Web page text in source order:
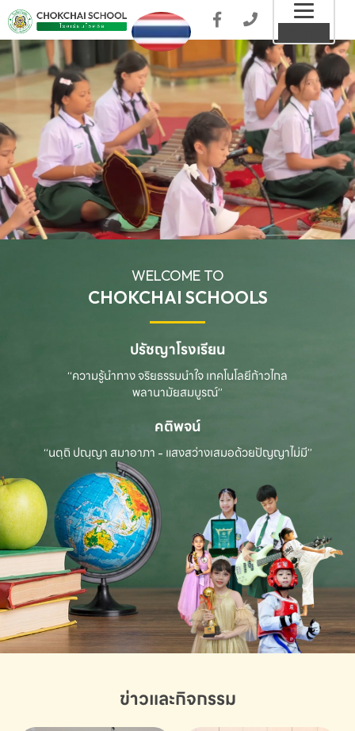
WELCOME TO
CHOKCHAI SCHOOLS
ปรัชญาโรงเรียน
“ความรู้นำทาง จริยธรรมนำใจ เทคโนโลยีก้าวไกล
พลานามัยสมบูรณ์”
คติพจน์
“นตฺถิ ปณฺญา สมาอาภา - แสงสว่างเสมอด้วยปัญญาไม่มี”
ข่าวและกิจกรรม